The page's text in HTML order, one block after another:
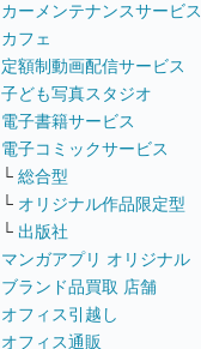
カーメンテナンスサービス
カフェ
定額制動画配信サービス
子ども写真スタジオ
電子書籍サービス
電子コミックサービス
└ 総合型
└ オリジナル作品限定型
└ 出版社
マンガアプリ オリジナル
ブランド品買取 店舗
オフィス引越し
オフィス通販